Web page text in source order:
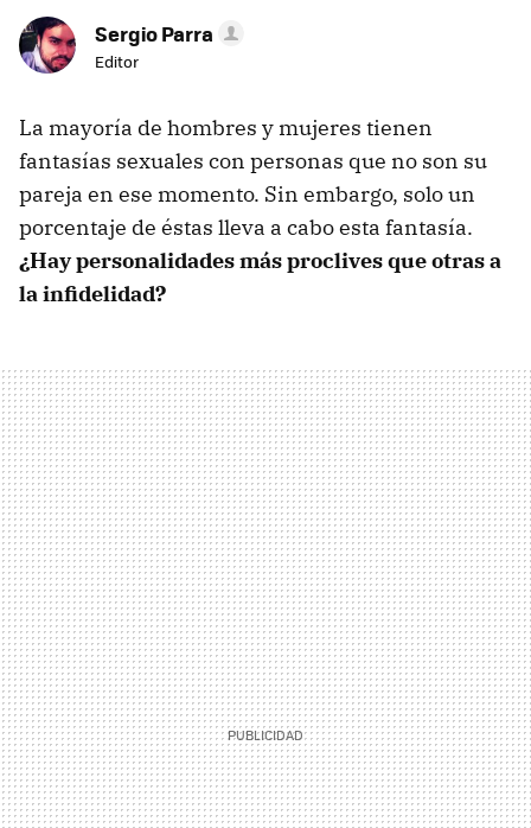
Sergio Parra
Editor
La mayoría de hombres y mujeres tienen
fantasías sexuales con personas que no son su
pareja en ese momento. Sin embargo, solo un
porcentaje de éstas lleva a cabo esta fantasía.
¿Hay personalidades más proclives que otras a
la infidelidad?